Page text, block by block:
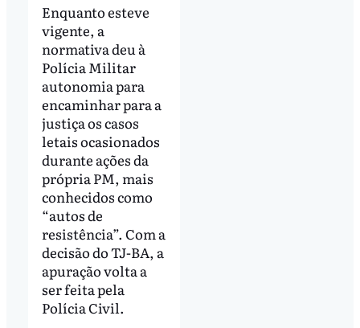
Enquanto esteve
vigente, a
normativa deu à
Polícia Militar
autonomia para
encaminhar para a
justiça os casos
letais ocasionados
durante ações da
própria PM, mais
conhecidos como
“autos de
resistência”. Com a
decisão do TJ-BA, a
apuração volta a
ser feita pela
Polícia Civil.